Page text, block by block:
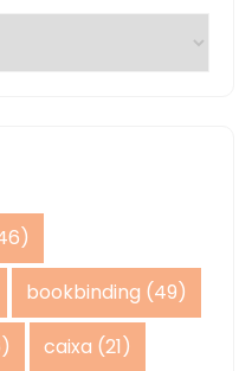
bookbinding (49)
caixa (21)